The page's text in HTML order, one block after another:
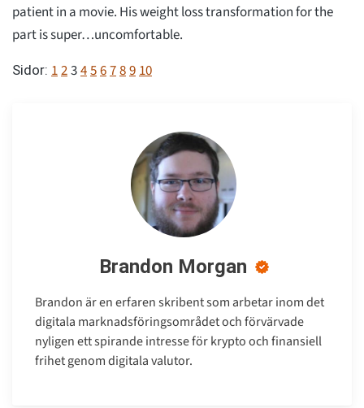
patient in a movie. His weight loss transformation for the
part is super…uncomfortable.
Sidor: 12345678910
Brandon Morgan
Brandon är en erfaren skribent som arbetar inom det
digitala marknadsföringsområdet och förvärvade
nyligen ett spirande intresse för krypto och finansiell
frihet genom digitala valutor.